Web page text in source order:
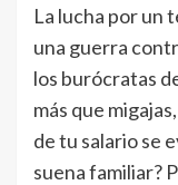
La lucha por un
una guerra
los burócratas
más que
de tu salario se
suena familiar?